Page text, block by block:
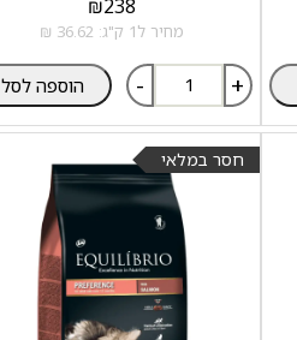
₪238
מחיר ל1 ק"ג: 36.62 ₪
- + הוספה לסל
חסר במלאי